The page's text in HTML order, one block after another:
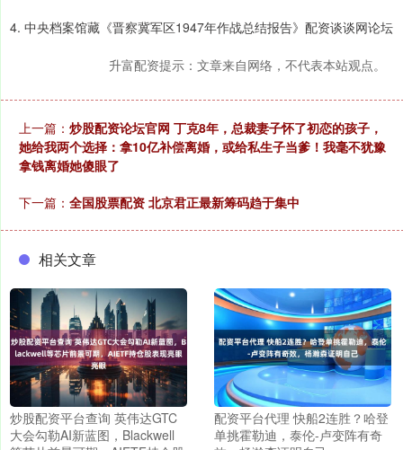
4. 中央档案馆藏《晋察冀军区1947年作战总结报告》配资谈谈网论坛
升富配资提示：文章来自网络，不代表本站观点。
上一篇： 炒股配资论坛官网 丁克8年，总裁妻子怀了初恋的孩子，
她给我两个选择：拿10亿补偿离婚，或给私生子当爹！我毫不犹豫
拿钱离婚她傻眼了
下一篇： 全国股票配资 北京君正最新筹码趋于集中
相关文章
炒股配资平台查询 英伟达GTC
大会勾勒AI新蓝图，Blackwell
配资平台代理 快船2连胜？哈登
单挑霍勒迪，泰伦-卢变阵有奇